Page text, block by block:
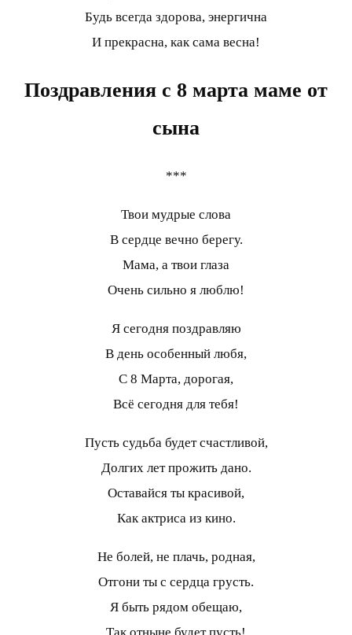
Будь всегда здорова, энергична
И прекрасна, как сама весна!
Поздравления с 8 марта маме от
сына
***
Твои мудрые слова
В сердце вечно берегу.
Мама, а твои глаза
Очень сильно я люблю!
Я сегодня поздравляю
В день особенный любя,
С 8 Марта, дорогая,
Всё сегодня для тебя!
Пусть судьба будет счастливой,
Долгих лет прожить дано.
Оставайся ты красивой,
Как актриса из кино.
Не болей, не плачь, родная,
Отгони ты с сердца грусть.
Я быть рядом обещаю,